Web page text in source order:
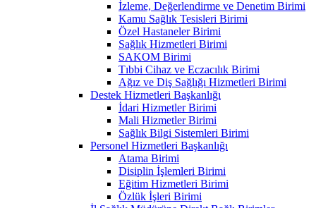
İzleme, Değerlendirme ve Denetim Birimi
Kamu Sağlık Tesisleri Birimi
Özel Hastaneler Birimi
Sağlık Hizmetleri Birimi
SAKOM Birimi
Tıbbi Cihaz ve Eczacılık Birimi
Ağız ve Diş Sağlığı Hizmetleri Birimi
Destek Hizmetleri Başkanlığı
İdari Hizmetler Birimi
Mali Hizmetler Birimi
Sağlık Bilgi Sistemleri Birimi
Personel Hizmetleri Başkanlığı
Atama Birimi
Disiplin İşlemleri Birimi
Eğitim Hizmetleri Birimi
Özlük İşleri Birimi